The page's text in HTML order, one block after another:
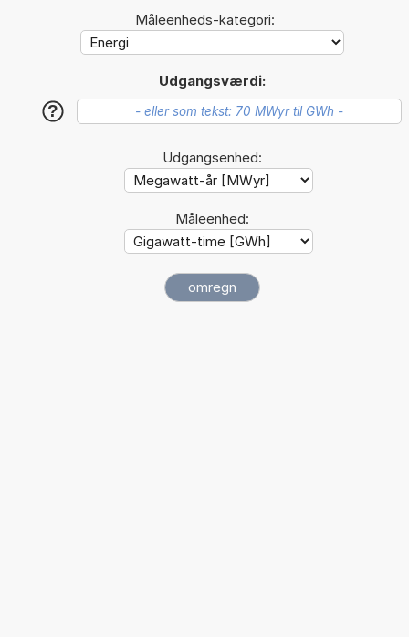
Måleenheds-kategori:
Udgangsværdi:
?
Udgangsenhed:
Måleenhed: